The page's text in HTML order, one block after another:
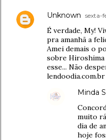
Unknown sexta-
É verdade, My!
pra amanhã a
Amei demais o
sobre
esse... Não
lendoodia.com.br
Minda
muito
dia de
hoje